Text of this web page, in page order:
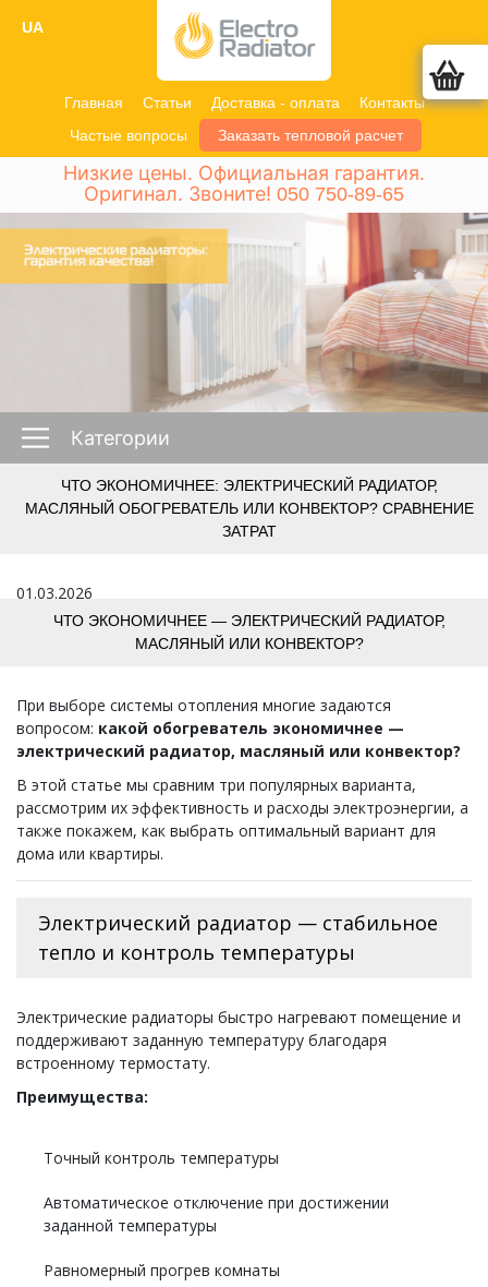
Главная Статьи Доставка - оплата
Контакты
Частые вопросы
Заказать тепловой расчет
UA
Низкие цены. Официальная гарантия.
Оригинал. Звоните! 050 750-89-65
Категории
ЧТО ЭКОНОМИЧНЕЕ: ЭЛЕКТРИЧЕСКИЙ РАДИАТОР,
МАСЛЯНЫЙ ОБОГРЕВАТЕЛЬ ИЛИ КОНВЕКТОР? СРАВНЕНИЕ
ЗАТРАТ
01.03.2026
ЧТО ЭКОНОМИЧНЕЕ — ЭЛЕКТРИЧЕСКИЙ РАДИАТОР,
МАСЛЯНЫЙ ИЛИ КОНВЕКТОР?
При выборе системы отопления многие задаются
вопросом: какой обогреватель экономичнее —
электрический радиатор, масляный или конвектор?
В этой статье мы сравним три популярных варианта,
рассмотрим их эффективность и расходы электроэнергии, а
также покажем, как выбрать оптимальный вариант для
дома или квартиры.
Электрический радиатор — стабильное
тепло и контроль температуры
Электрические радиаторы быстро нагревают помещение и
поддерживают заданную температуру благодаря
встроенному термостату.
Преимущества:
Точный контроль температуры
Автоматическое отключение при достижении
заданной температуры
Равномерный прогрев комнаты